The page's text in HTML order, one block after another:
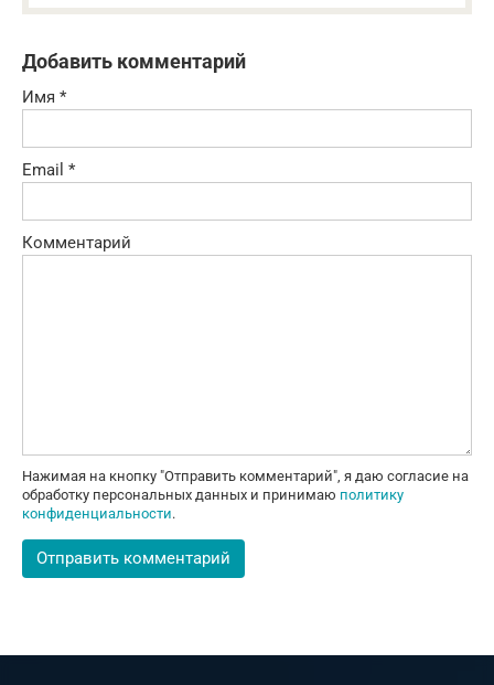
Добавить комментарий
Имя *
Email *
Комментарий
Нажимая на кнопку "Отправить комментарий", я даю согласие на
обработку персональных данных и принимаю политику
конфиденциальности.